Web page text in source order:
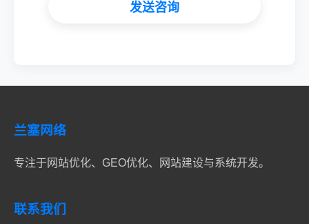
发送咨询
兰塞网络
专注于网站优化、GEO优化、网站建设与系统开发。
联系我们